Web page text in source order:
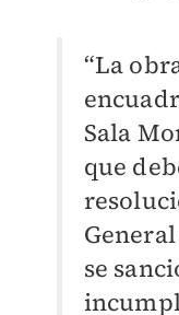
“La
Sala
que
se